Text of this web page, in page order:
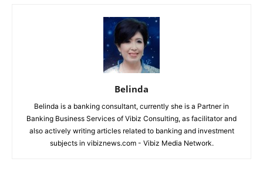
Belinda
Belinda is a banking consultant, currently she is a Partner in
Banking Business Services of Vibiz Consulting, as facilitator and
also actively writing articles related to banking and investment
subjects in vibiznews.com - Vibiz Media Network.